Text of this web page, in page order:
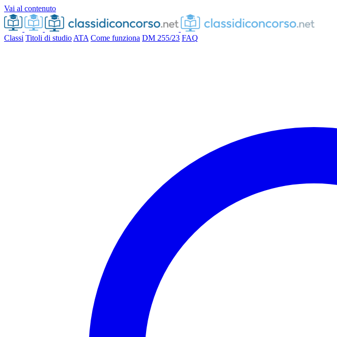
Vai al contenuto
Classi Titoli di studio ATA Come funziona DM 255/23 FAQ